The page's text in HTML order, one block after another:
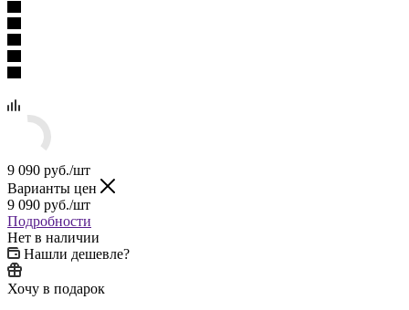
9 090 руб./шт
Варианты цен
9 090 руб./шт
Подробности
Нет в наличии
Нашли дешевле?
Хочу в подарок